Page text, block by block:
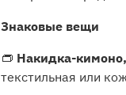
Знаковые вещи
👝 Накидка-
текстильная или